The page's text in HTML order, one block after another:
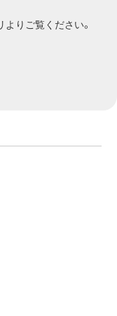
りご覧ください。